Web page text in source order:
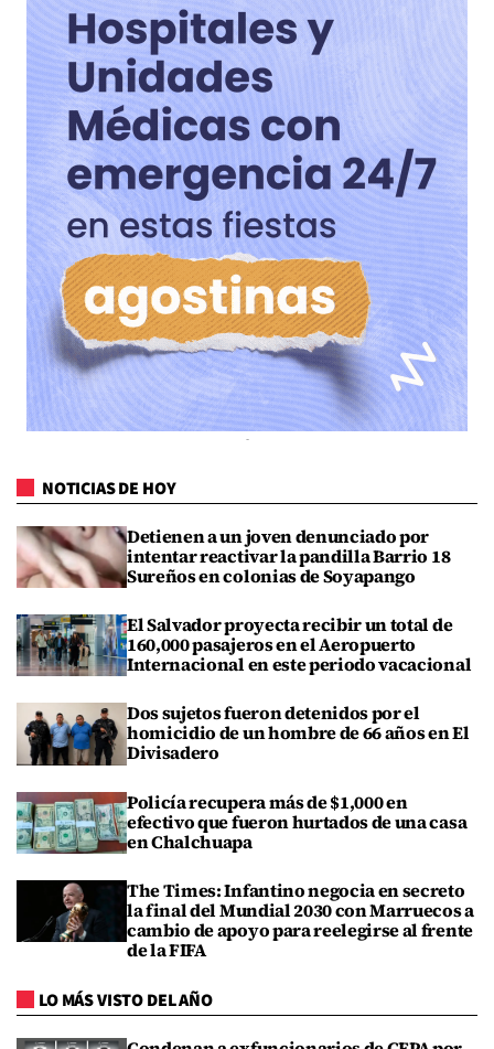
NOTICIAS DE HOY
Detienen a un joven denunciado por
intentar reactivar la pandilla Barrio 18
Sureños en colonias de Soyapango
El Salvador proyecta recibir un total de
160,000 pasajeros en el Aeropuerto
Internacional en este periodo vacacional
Dos sujetos fueron detenidos por el
homicidio de un hombre de 66 años en El
Divisadero
Policía recupera más de $1,000 en
efectivo que fueron hurtados de una casa
en Chalchuapa
The Times: Infantino negocia en secreto
la final del Mundial 2030 con Marruecos a
cambio de apoyo para reelegirse al frente
de la FIFA
LO MÁS VISTO DEL AÑO